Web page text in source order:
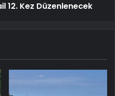
12. Kez Düzenlenecek